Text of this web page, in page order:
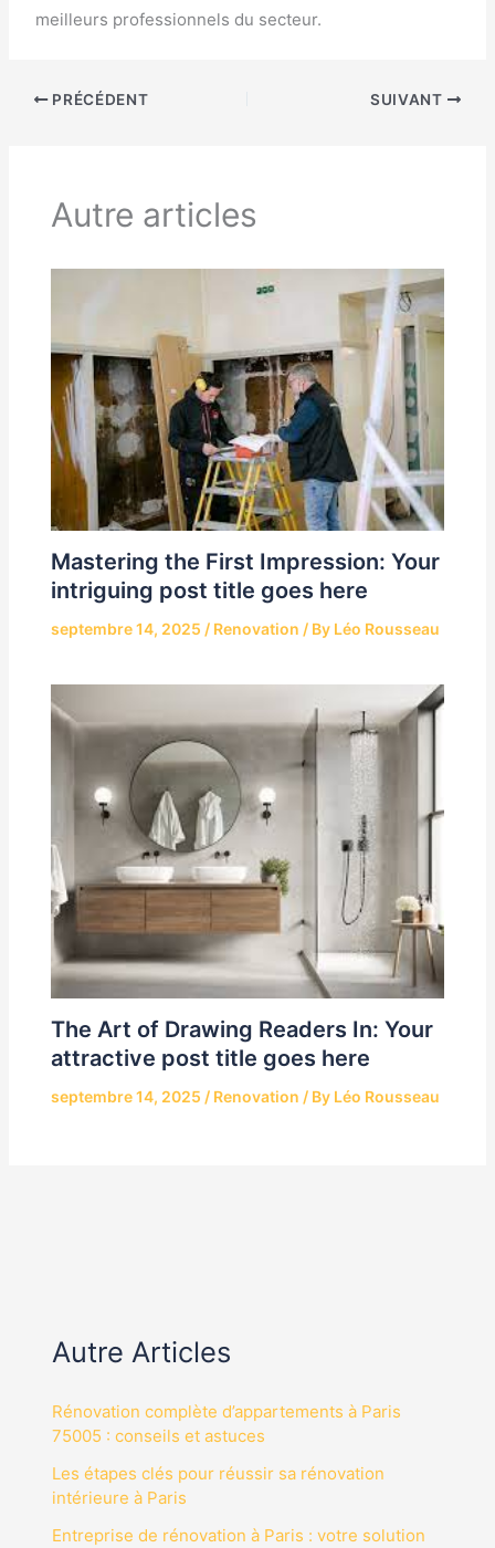
meilleurs professionnels du secteur.
PRÉCÉDENT SUIVANT
Autre articles
Mastering the First Impression: Your
intriguing post title goes here
septembre 14, 2025 / Renovation / By Léo Rousseau
The Art of Drawing Readers In: Your
attractive post title goes here
septembre 14, 2025 / Renovation / By Léo Rousseau
Autre Articles
Rénovation complète d’appartements à Paris
75005 : conseils et astuces
Les étapes clés pour réussir sa rénovation
intérieure à Paris
Entreprise de rénovation à Paris : votre solution